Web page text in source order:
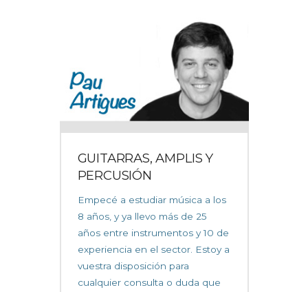
GUITARRAS, AMPLIS Y
PERCUSIÓN
Empecé a estudiar música a los
8 años, y ya llevo más de 25
años entre instrumentos y 10 de
experiencia en el sector. Estoy a
vuestra disposición para
cualquier consulta o duda que